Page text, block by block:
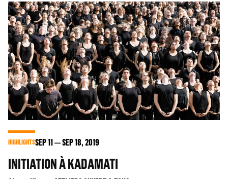
HIGHLIGHTSSEP11 SEP18, 2019
INITIATION À KADAMATI